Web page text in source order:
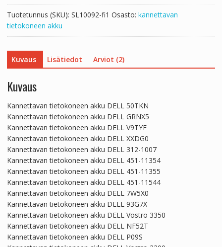
Tuotetunnus (SKU): SL10092-fi1 Osasto: kannettavan
tietokoneen akku
Kuvaus Lisätiedot Arviot (2)
Kuvaus
Kannettavan tietokoneen akku DELL 50TKN
Kannettavan tietokoneen akku DELL GRNX5
Kannettavan tietokoneen akku DELL V9TYF
Kannettavan tietokoneen akku DELL XXDG0
Kannettavan tietokoneen akku DELL 312-1007
Kannettavan tietokoneen akku DELL 451-11354
Kannettavan tietokoneen akku DELL 451-11355
Kannettavan tietokoneen akku DELL 451-11544
Kannettavan tietokoneen akku DELL 7W5X0
Kannettavan tietokoneen akku DELL 93G7X
Kannettavan tietokoneen akku DELL Vostro 3350
Kannettavan tietokoneen akku DELL NF52T
Kannettavan tietokoneen akku DELL P09S